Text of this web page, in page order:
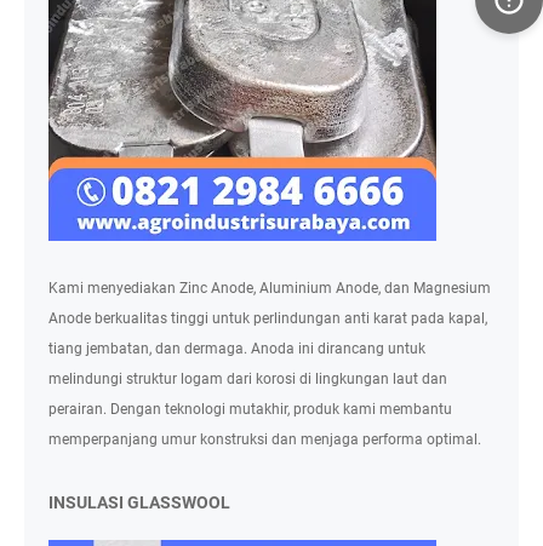
Kami menyediakan Zinc Anode, Aluminium Anode, dan Magnesium
Anode berkualitas tinggi untuk perlindungan anti karat pada kapal,
tiang jembatan, dan dermaga. Anoda ini dirancang untuk
melindungi struktur logam dari korosi di lingkungan laut dan
perairan. Dengan teknologi mutakhir, produk kami membantu
memperpanjang umur konstruksi dan menjaga performa optimal.
INSULASI GLASSWOOL